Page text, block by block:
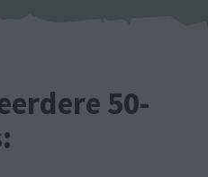
50-